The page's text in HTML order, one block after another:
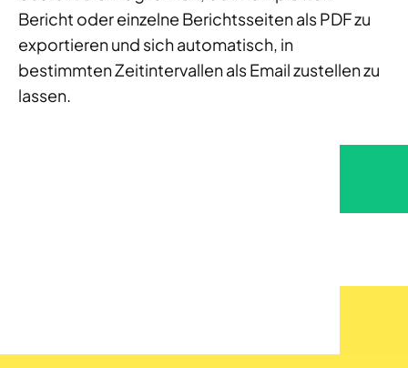
Bericht oder einzelne Berichtsseiten als PDF zu
exportieren und sich automatisch, in
bestimmten Zeitintervallen als Email zustellen zu
lassen.